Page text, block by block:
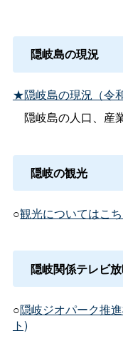
隠岐島の現況
★隠岐島の現況（令
隠岐島の人口、産
隠岐の観光
○観光についてはこ
隠岐関係テレビ
○隠岐ジオパーク推
ト)